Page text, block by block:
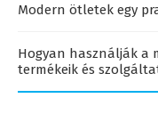
Modern ötletek egy
Hogyan használják a
termékeik és